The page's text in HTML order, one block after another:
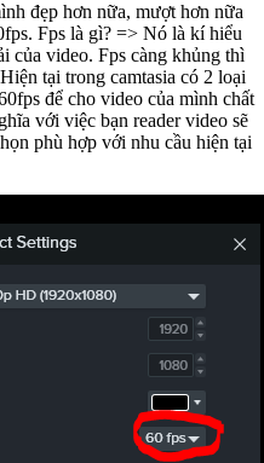
đẹp hơn nữa, mượt hơn nữa
Fps là gì? => Nó là kí hiểu
của video. Fps càng khủng thì
tại trong camtasia có 2 loại
để cho video của mình chất
với việc bạn reader video sẽ
phù hợp với nhu cầu hiện tại